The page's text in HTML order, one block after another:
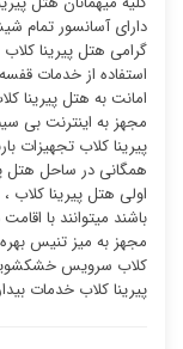
دارای آسانسور تمام
گرامی هتل پیرینا
استفاده از خدمات
امانت به هتل پیرینا
مجهز به اینترنت بی
پیرینا کلاب تجهیزات
همگانی در ساحل هتل
اولی هتل پیرینا
باشند میتوانند با
مجهز به میز تنیس
کلاب سرویس
پیرینا کلاب خدمات